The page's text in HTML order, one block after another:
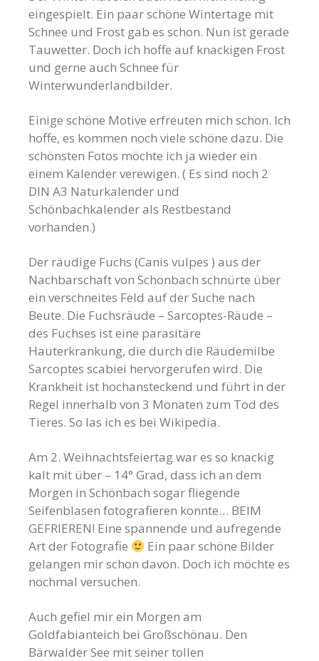
eingespielt. Ein paar schöne Wintertage mit
Schnee und Frost gab es schon. Nun ist gerade
Tauwetter. Doch ich hoffe auf knackigen Frost
und gerne auch Schnee für
Winterwunderlandbilder.
Einige schöne Motive erfreuten mich schon. Ich
hoffe, es kommen noch viele schöne dazu. Die
schönsten Fotos möchte ich ja wieder ein
einem Kalender verewigen. ( Es sind noch 2
DIN A3 Naturkalender und
Schönbachkalender als Restbestand
vorhanden.)
Der räudige Fuchs (Canis vulpes ) aus der
Nachbarschaft von Schönbach schnürte über
ein verschneites Feld auf der Suche nach
Beute. Die Fuchsräude – Sarcoptes-Räude –
des Fuchses ist eine parasitäre
Hauterkrankung, die durch die Räudemilbe
Sarcoptes scabiei hervorgerufen wird. Die
Krankheit ist hochansteckend und führt in der
Regel innerhalb von 3 Monaten zum Tod des
Tieres. So las ich es bei Wikipedia.
Am 2. Weihnachtsfeiertag war es so knackig
kalt mit über – 14° Grad, dass ich an dem
Morgen in Schönbach sogar fliegende
Seifenblasen fotografieren konnte… BEIM
GEFRIEREN! Eine spannende und aufregende
Art der Fotografie
Ein paar schöne Bilder
gelangen mir schon davon. Doch ich möchte es
nochmal versuchen.
Auch gefiel mir ein Morgen am
Goldfabianteich bei Großschönau. Den
Bärwalder See mit seiner tollen